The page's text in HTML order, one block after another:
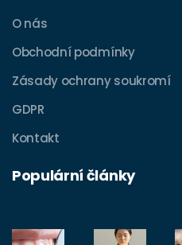
O nás
Obchodní podmínky
Zásady ochrany soukromí
GDPR
Kontakt
Populární články